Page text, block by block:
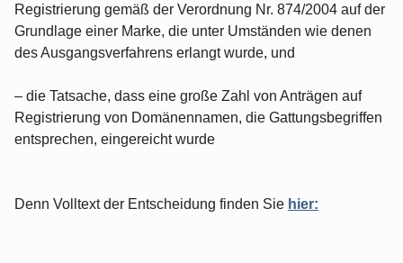
Registrierung gemäß der Verordnung Nr. 874/2004 auf der
Grundlage einer Marke, die unter Umständen wie denen
des Ausgangsverfahrens erlangt wurde, und
– die Tatsache, dass eine große Zahl von Anträgen auf
Registrierung von Domänennamen, die Gattungsbegriffen
entsprechen, eingereicht wurde
Denn Volltext der Entscheidung finden Sie hier: